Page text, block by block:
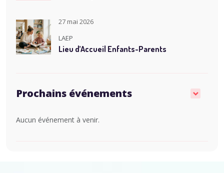
27 mai 2026
LAEP
Lieu d’Accueil Enfants-Parents
Prochains événements
Aucun événement à venir.